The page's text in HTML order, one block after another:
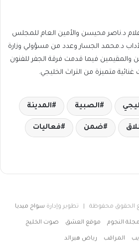
د.ناصر محيسن والأمين العام للمجلس
د.محمد الجسار وعدد من مسؤولي وزارة
والمقيمين فيما قدمت فرقة الجفر للفنون
متميزة من التراث الخليجي.
الصبية المدينة
ضمن فعاليات
سواح ميديا
مجلة النجوم موقع العشق صوت الخليج
المراقب رياض هيرالد